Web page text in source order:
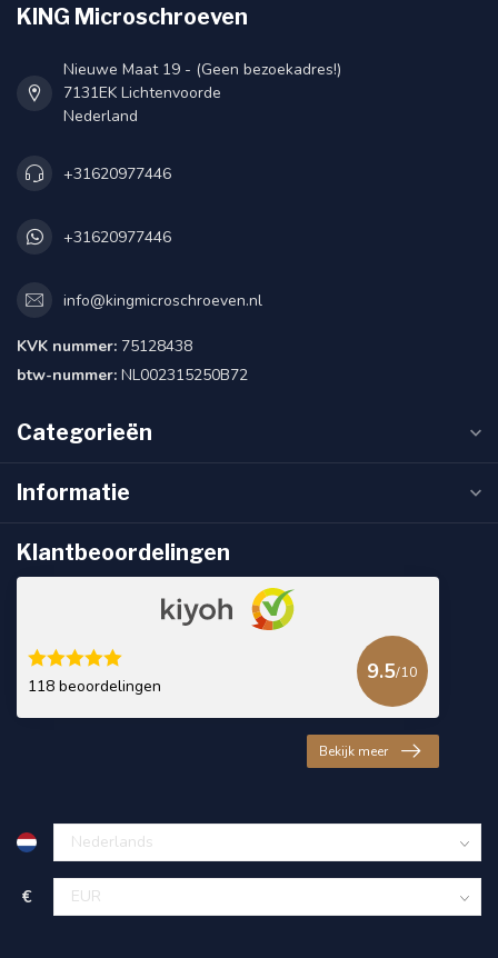
KING Microschroeven
Nieuwe Maat 19 - (Geen bezoekadres!)
7131EK Lichtenvoorde
Nederland
+31620977446
+31620977446
info@kingmicroschroeven.nl
KVK nummer: 75128438
btw-nummer: NL002315250B72
Categorieën
Informatie
Klantbeoordelingen
118 beoordelingen
9.5/10
Bekijk meer
€